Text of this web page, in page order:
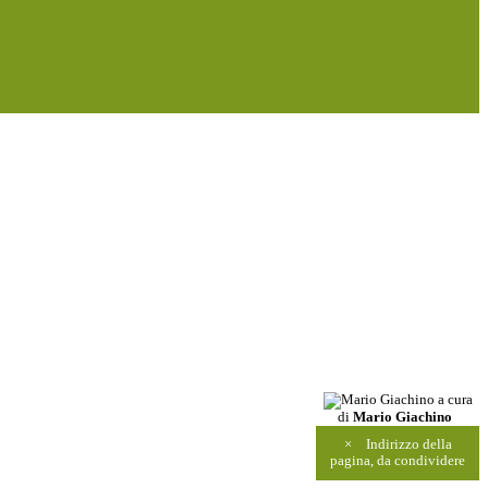
a cura
di Mario Giachino
×
Indirizzo della
pagina, da condividere